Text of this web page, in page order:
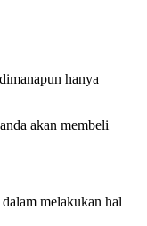
hanya
akan membeli
melakukan hal